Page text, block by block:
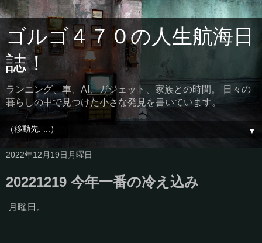
ゴルゴ４７０の人生航海日
誌！
ランニング、車、AI、ガジェット、家族との時間。 日々の
暮らしの中で見つけた小さな発見を書いています。
▼
2022年12月19日月曜日
20221219 今年一番の冷え込み
月曜日。